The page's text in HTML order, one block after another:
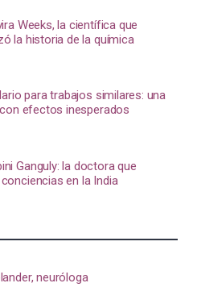
Weeks, la científica que
la historia de la química
para trabajos similares: una
efectos inesperados
Ganguly: la doctora que
en la India
neuróloga